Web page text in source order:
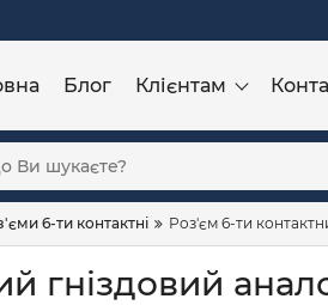
Блог Клієнтам
6-ти контактні Роз'єм 6-ти
гніздовий